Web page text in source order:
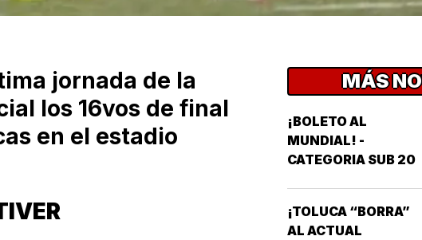
jornada de la
los 16vos de final
en el estadio
MÁS
¡BOLETO AL
MUNDIAL! -
CATEGORIA SUB 20
¡TOLUCA “BORRA”
AL ACTUAL